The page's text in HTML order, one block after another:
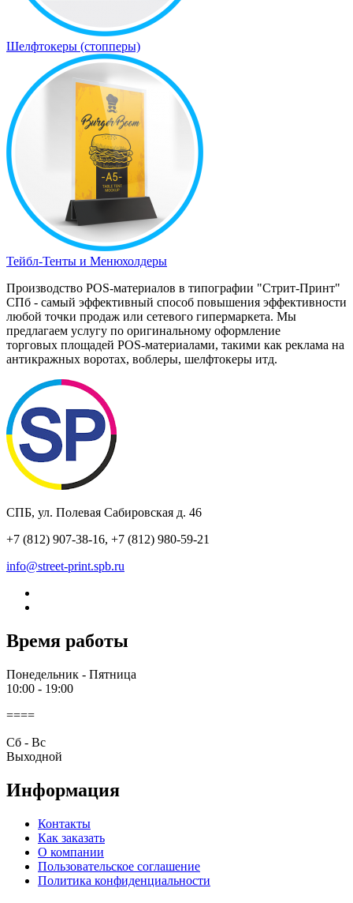
Шелфтокеры (стопперы)
Тейбл-Тенты и Менюхолдеры
Производство POS-материалов в типографии "Стрит-Принт"
СПб - самый эффективный способ повышения эффективности
любой точки продаж или сетевого гипермаркета. Мы
предлагаем услугу по оригинальному оформление
торговых площадей POS-материалами, такими как реклама на
антикражных воротах, воблеры, шелфтокеры итд.
СПБ, ул. Полевая Сабировская д. 46
+7 (812) 907-38-16, +7 (812) 980-59-21
info@street-print.spb.ru
Время работы
Понедельник - Пятница
10:00 - 19:00
====
Cб - Вс
Выходной
Информация
Контакты
Как заказать
О компании
Пользовательское соглашение
Политика конфиденциальности